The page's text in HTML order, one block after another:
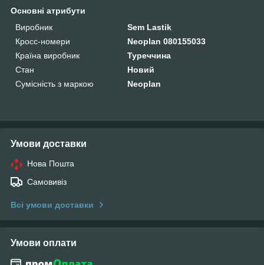
Основні атрибути
Виробник
Sem Lastik
Кросс-номери
Neoplan 080155033
Країна виробник
Туреччина
Стан
Новий
Сумісність з маркою
Neoplan
Умови доставки
Нова Пошта
Самовивіз
Всі умови доставки
Умови оплати